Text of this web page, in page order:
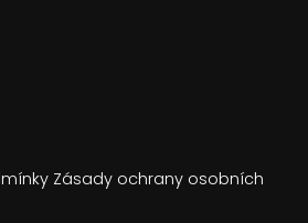
Zásady ochrany osobních